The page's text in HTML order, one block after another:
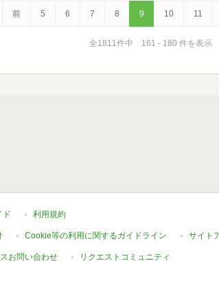
前 5 6 7 8 9 10 11
全1811件中 161 - 180 件を表示
ド 利用規約
Cookie等の利用に関するガイドライン サイト
お問い合わせ リクエストコミュニティ